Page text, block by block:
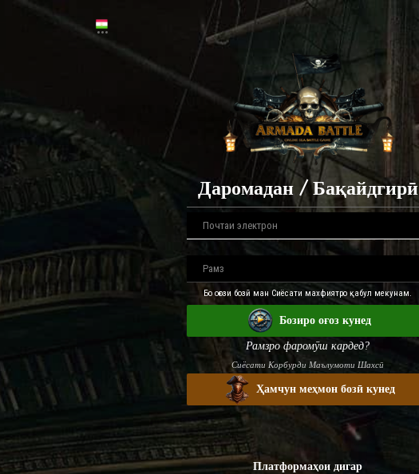
Даромадан / Бақайдгирӣ
Бо оғози бозӣ ман Сиёсати махфиятро қабул мекунам.
Бозиро оғоз кунед
Рамзро фаромӯш кардед?
Сиёсати Корбурди Маълумоти Шахсӣ
Ҳамчун меҳмон бозӣ кунед
Платформаҳои дигар